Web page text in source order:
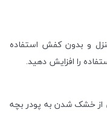
و بدون کفش استفاده
را افزایش دهید.
خشک شدن به پودر بچه